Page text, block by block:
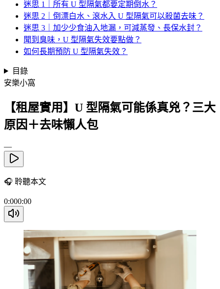
迷思 1｜所有 U 型隔氣都要定期倒水？
迷思 2｜倒漂白水、滾水入 U 型隔氣可以殺菌去味？
迷思 3｜加少少食油入地漏，可減蒸發、長保水封？
聞到臭味，U 型隔氣失效要點做？
如何長期預防 U 型隔氣失效？
目錄
安樂小窩
【租屋實用】U 型隔氣可能係真兇？三大
原因＋去味懶人包
—
🎧 聆聽本文
0:000:00